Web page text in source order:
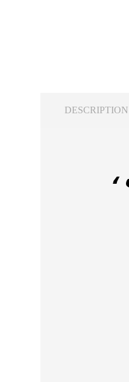
DESCRIPTION
– عطر 50 مل ،